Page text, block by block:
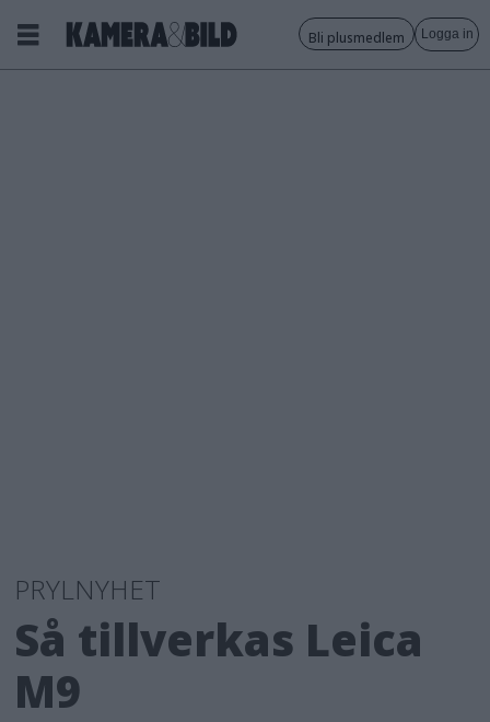
Bli plusmedlem Logga in
PRYLNYHET
Så tillverkas Leica
M9